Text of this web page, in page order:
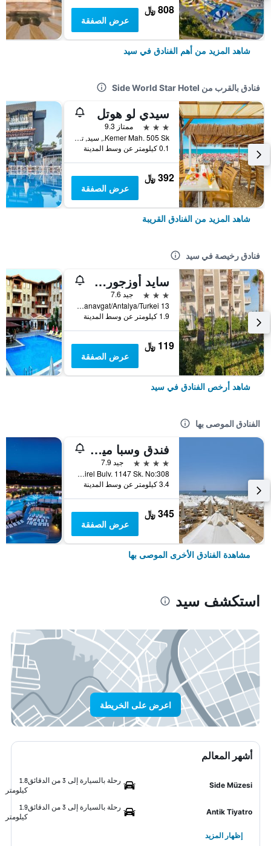
808 ﷼
عرض الصفقة
شاهد المزيد من أهم الفنادق في سيد
فنادق بالقرب من Side World Star Hotel
سيدي لو هوتل
3 نجوم
ممتاز 9.3
Kemer Mah. 505 Sk., سيد, تركيا
0.1 كيلومتر عن وسط المدينة
392 ﷼
عرض الصفقة
شاهد المزيد من الفنادق القريبة
فنادق رخيصة في سيد
سايد أوزجورهان هوتل
3 نجوم
جيد 7.6
13 Cennetler Caddesi Side Cennetler Caddesi No:13 Manavgat/Antalya/Turkei, سيد, تركيا
1.9 كيلومتر عن وسط المدينة
119 ﷼
عرض الصفقة
شاهد أرخص الفنادق في سيد
الفنادق الموصى بها
فندق وسبا ميرفي صن
4 نجوم
جيد 7.9
Yali Mah. Suleyman Demirel Bulv. 1147 Sk. No:308, سيد, تركيا
3.4 كيلومتر عن وسط المدينة
345 ﷼
عرض الصفقة
مشاهدة الفنادق الأخرى الموصى بها
استكشف سيد
اعرض على الخريطة
أشهر المعالم
Side Müzesi
رحلة بالسيارة إلى 3 من الدقائق
1.8
كيلومتر
Antik Tiyatro
رحلة بالسيارة إلى 3 من الدقائق
1.9
كيلومتر
إظهار المزيد